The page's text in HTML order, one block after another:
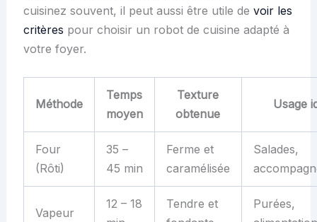
cuisinez souvent, il peut aussi être utile de voir les
critères pour choisir un robot de cuisine adapté à
votre foyer.
Méthode
Temps
moyen
Texture
obtenue
Usage
Four
(Rôti)
35 –
45 min
Ferme et
caramélisée
Salades,
Vapeur
12 – 18
Tendre et
Purées,